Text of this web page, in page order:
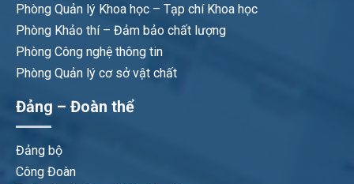
Phòng Quản lý Khoa học – Tạp chí Khoa học
Phòng Khảo thí – Đảm bảo chất lượng
Phòng Công nghệ thông tin
Phòng Quản lý cơ sở vật chất
Đảng – Đoàn thể
Đảng bộ
Công Đoàn